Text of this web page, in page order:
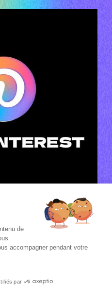
vidéo Pinterest
de
accompagner pendant votre
par